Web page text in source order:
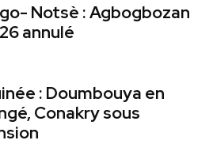
Notsè : Agbogbozan
annulé
: Doumbouya en
Conakry sous